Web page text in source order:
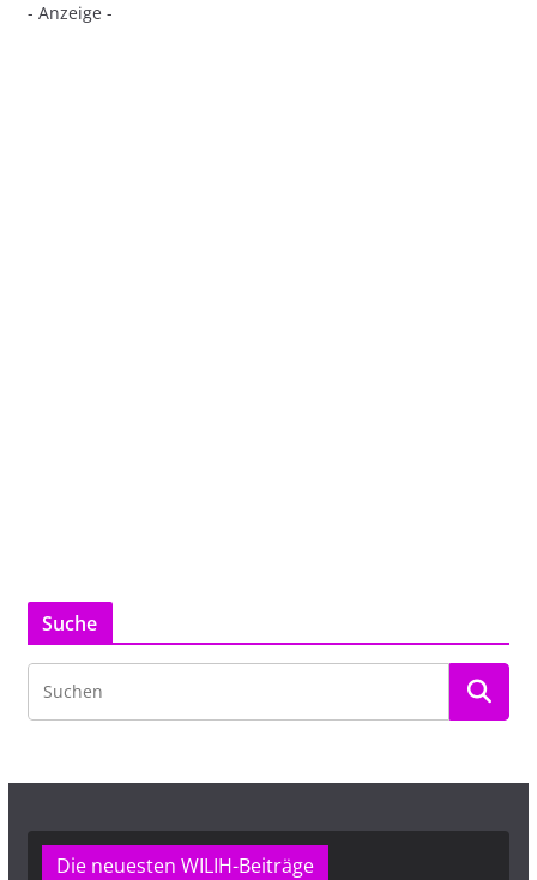
- Anzeige -
Suche
Die neuesten WILIH-Beiträge